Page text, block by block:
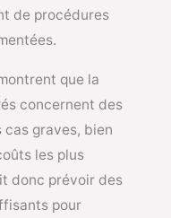
de procédures
que la
concernent des
cas graves, bien
les plus
donc prévoir des
pour